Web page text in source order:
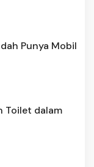
Punya Mobil
Toilet dalam